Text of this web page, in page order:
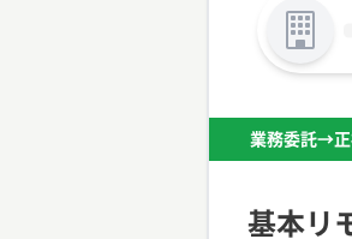
業務委託→正
基本リ